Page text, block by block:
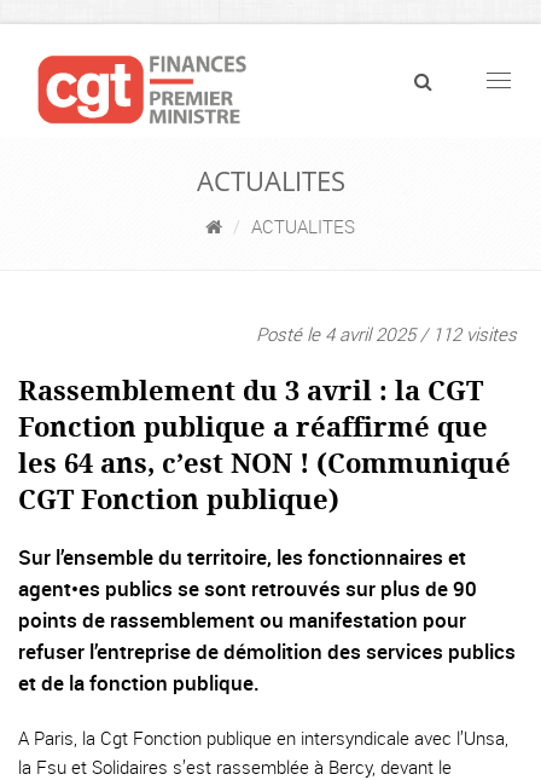
ACTUALITES
ACTUALITES
Posté le 4 avril 2025 / 112 visites
Rassemblement du 3 avril : la CGT
Fonction publique a réaffirmé que
les 64 ans, c’est NON ! (Communiqué
CGT Fonction publique)
Sur l’ensemble du territoire, les fonctionnaires et
agent•es publics se sont retrouvés sur plus de 90
points de rassemblement ou manifestation pour
refuser l’entreprise de démolition des services publics
et de la fonction publique.
A Paris, la Cgt Fonction publique en intersyndicale avec l’Unsa,
la Fsu et Solidaires s’est rassemblée à Bercy, devant le